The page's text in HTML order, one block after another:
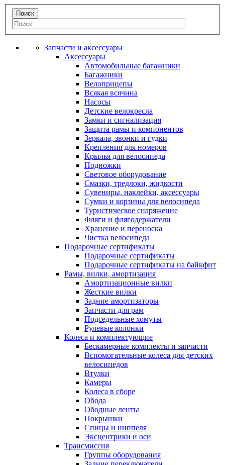
Запчасти и аксессуары
Аксессуары
Автомобильные багажники
Багажники
Велоприцепы
Всякая всячина
Насосы
Детские велокресла
Замки и сигнализация
Защита рамы и компонентов
Зеркала, звонки и гудки
Крепления для номеров
Крылья для велосипеда
Подножки
Световое оборудование
Смазки, тредлоки, жидкости
Сувениры, наклейки, аксессуары
Сумки и корзины для велосипеда
Туристическое снаряжение
Фляги и флягодержатели
Хранение и переноска
Чистка велосипеда
Подарочные сертификаты
Подарочные сертификаты
Подарочные сертификаты на байкфит
Рамы, вилки, амортизация
Амортизационные вилки
Жесткие вилки
Задние амортизаторы
Запчасти для рам
Подседельные хомуты
Рулевые колонки
Колеса и комплектующие
Бескамерные комплекты и запчасти
Вспомогательные колеса для детских
велосипедов
Втулки
Камеры
Колеса в сборе
Обода
Ободные ленты
Покрышки
Спицы и ниппеля
Эксцентрики и оси
Трансмиссия
Группы оборудования